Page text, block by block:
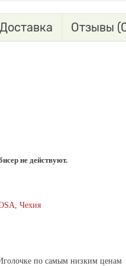
Доставка Отзывы
не действуют.
Чехия
по самым низким ценам